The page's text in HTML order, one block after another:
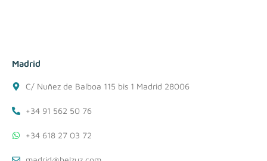
Madrid
C/ Nuñez de Balboa 115 bis 1 Madrid 28006
+34 91 562 50 76
+34 618 27 03 72